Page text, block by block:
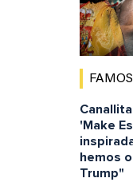
'Make
hemos
Trump"